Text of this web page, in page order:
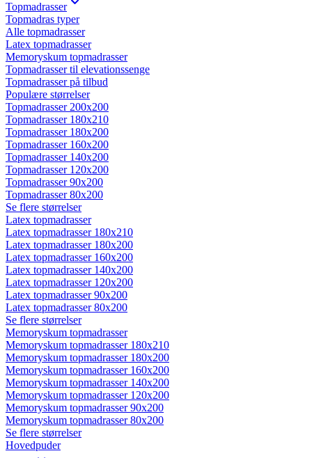
Topmadrasser
Topmadras typer
Alle topmadrasser
Latex topmadrasser
Memoryskum topmadrasser
Topmadrasser til elevationssenge
Topmadrasser på tilbud
Populære størrelser
Topmadrasser 200x200
Topmadrasser 180x210
Topmadrasser 180x200
Topmadrasser 160x200
Topmadrasser 140x200
Topmadrasser 120x200
Topmadrasser 90x200
Topmadrasser 80x200
Se flere størrelser
Latex topmadrasser
Latex topmadrasser 180x210
Latex topmadrasser 180x200
Latex topmadrasser 160x200
Latex topmadrasser 140x200
Latex topmadrasser 120x200
Latex topmadrasser 90x200
Latex topmadrasser 80x200
Se flere størrelser
Memoryskum topmadrasser
Memoryskum topmadrasser 180x210
Memoryskum topmadrasser 180x200
Memoryskum topmadrasser 160x200
Memoryskum topmadrasser 140x200
Memoryskum topmadrasser 120x200
Memoryskum topmadrasser 90x200
Memoryskum topmadrasser 80x200
Se flere størrelser
Hovedpuder